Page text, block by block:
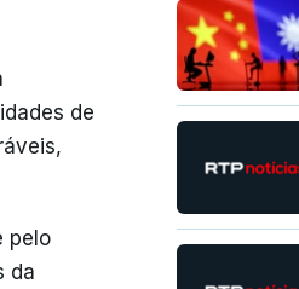
de
pelo
da